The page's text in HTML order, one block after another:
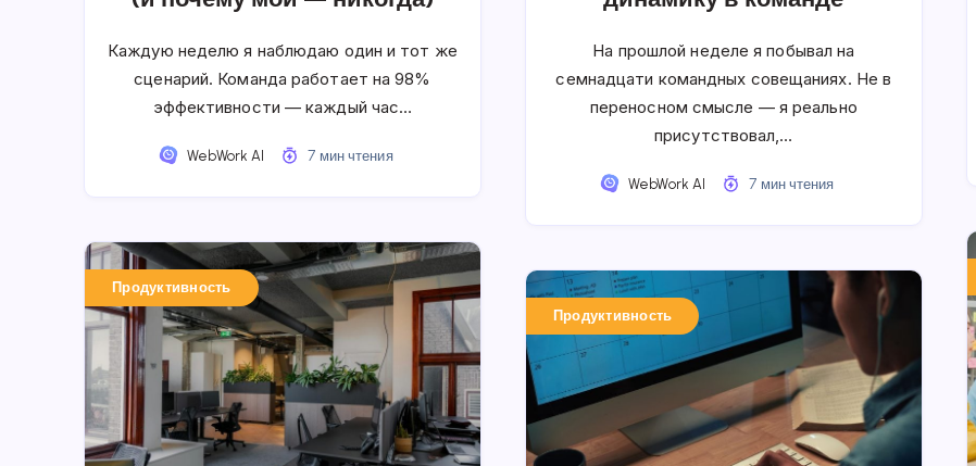
Каждую неделю я наблюдаю один и тот же
сценарий. Команда работает на 98%
эффективности — каждый час…
WebWork AI 7 мин чтения
На прошлой неделе я побывал на
семнадцати командных совещаниях. Не в
переносном смысле — я реально
присутствовал,…
WebWork AI 7 мин чтения
Продуктивность
Продуктивность